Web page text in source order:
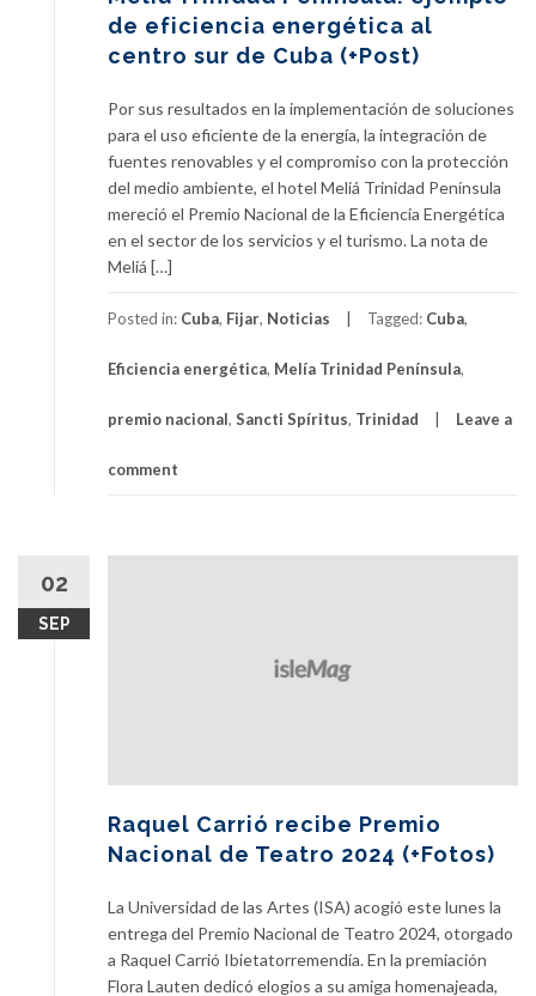
de eficiencia energética al
centro sur de Cuba (+Post)
Por sus resultados en la implementación de soluciones
para el uso eficiente de la energía, la integración de
fuentes renovables y el compromiso con la protección
del medio ambiente, el hotel Meliá Trinidad Península
mereció el Premio Nacional de la Eficiencia Energética
en el sector de los servicios y el turismo. La nota de
Meliá […]
Posted in: Cuba, Fijar, Noticias Tagged: Cuba,
Eficiencia energética, Melía Trinidad Península,
premio nacional, Sancti Spíritus, Trinidad Leave a
comment
02
SEP
Raquel Carrió recibe Premio
Nacional de Teatro 2024 (+Fotos)
La Universidad de las Artes (ISA) acogió este lunes la
entrega del Premio Nacional de Teatro 2024, otorgado
a Raquel Carrió Ibietatorremendía. En la premiación
Flora Lauten dedicó elogios a su amiga homenajeada,